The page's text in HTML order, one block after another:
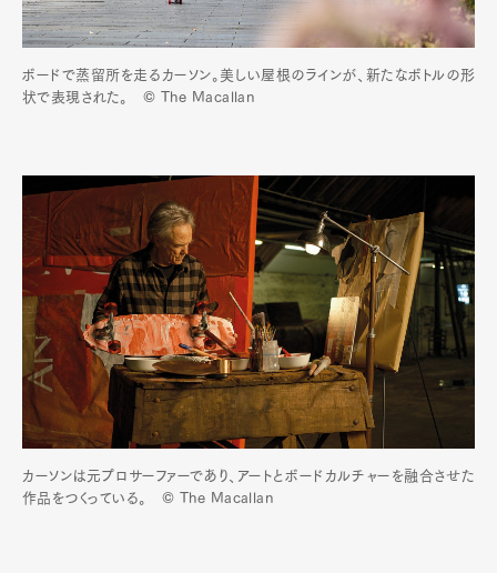
ボードで蒸留所を走るカーソン。美しい屋根のラインが、新たなボトルの形
状で表現された。 © The Macallan
カーソンは元プロサーファーであり、アートとボードカルチャーを融合させた
作品をつくっている。 © The Macallan